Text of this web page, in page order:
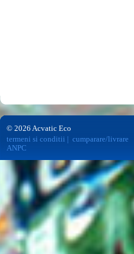
© 2026 Acvatic Eco
termeni si conditii
cumparare/livrare
ANPC